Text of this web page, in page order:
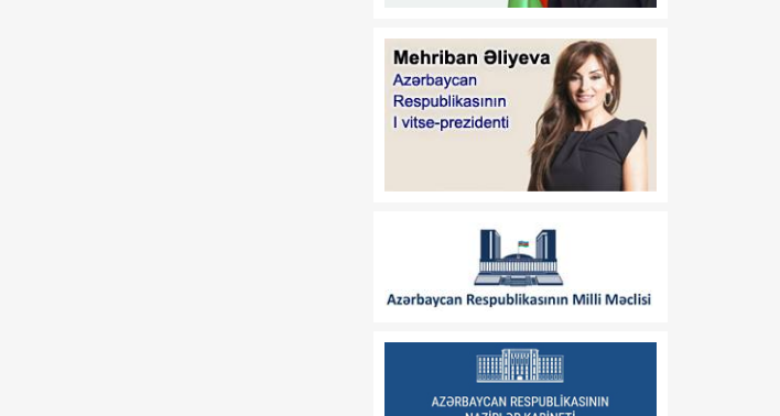
Avrasiyanın rəqəmsal
körpüsünə çevirir
07 Avqust
Ukraynalı ekspert:
Azərbaycan xarici
prioritetinin yalnız milli
olduğunu nümayiş etdirir
16:34
07 Avqust
“Vətən” jurnalı: Özbəkistan
və Azərbaycan: Müttəfiqlik
07 Avqust
Kənd Təsərrüfatı
16:29